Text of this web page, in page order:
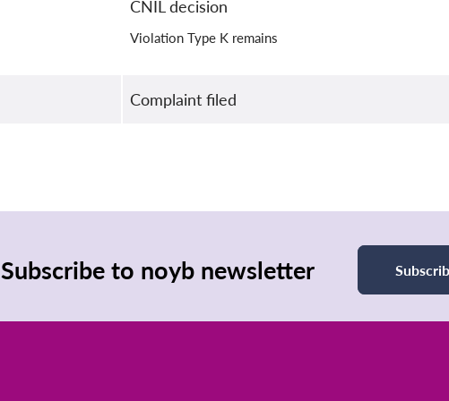
CNIL decision
Violation Type K remains
Complaint filed
Subscribe to noyb newsletter